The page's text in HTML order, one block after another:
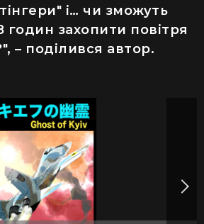
і… чи зможуть
захопити повітря
– поділився автор.